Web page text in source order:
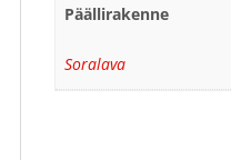
Päällirakenne
Soralava